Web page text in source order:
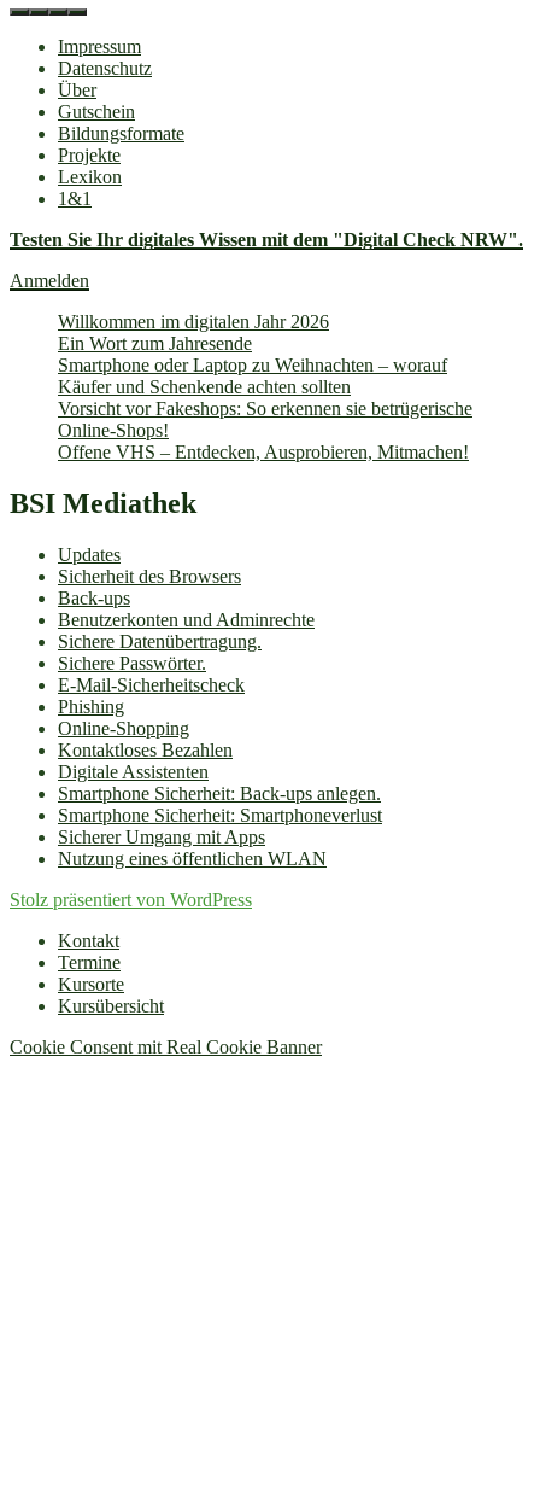
Impressum
Datenschutz
Über
Gutschein
Bildungsformate
Projekte
Lexikon
1&1
Testen Sie Ihr digitales Wissen mit dem "Digital Check NRW".
Anmelden
Willkommen im digitalen Jahr 2026
Ein Wort zum Jahresende
Smartphone oder Laptop zu Weihnachten – worauf
Käufer und Schenkende achten sollten
Vorsicht vor Fakeshops: So erkennen sie betrügerische
Online-Shops!
Offene VHS – Entdecken, Ausprobieren, Mitmachen!
BSI Mediathek
Updates
Sicherheit des Browsers
Back-ups
Benutzerkonten und Adminrechte
Sichere Datenübertragung.
Sichere Passwörter.
E-Mail-Sicherheitscheck
Phishing
Online-Shopping
Kontaktloses Bezahlen
Digitale Assistenten
Smartphone Sicherheit: Back-ups anlegen.
Smartphone Sicherheit: Smartphoneverlust
Sicherer Umgang mit Apps
Nutzung eines öffentlichen WLAN
Stolz präsentiert von WordPress
Kontakt
Termine
Kursorte
Kursübersicht
Cookie Consent mit Real Cookie Banner